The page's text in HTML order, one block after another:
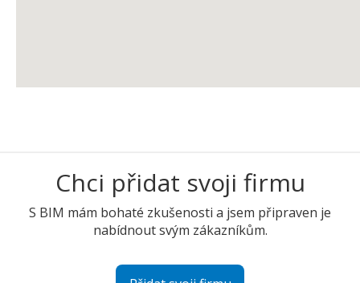
Chci přidat svoji firmu
S BIM mám bohaté zkušenosti a jsem připraven je
nabídnout svým zákazníkům.